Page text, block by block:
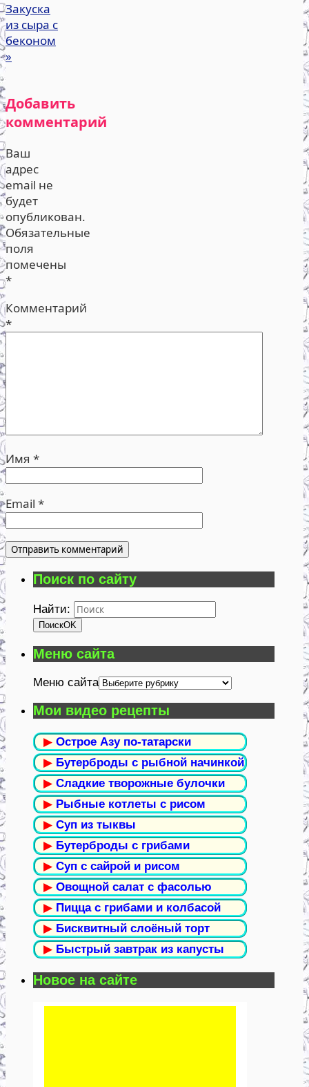
Закуска
из сыра с
беконом
»
Добавить
комментарий
Ваш
адрес
email не
будет
опубликован.
Обязательные
поля
помечены
*
Комментарий
*
Имя *
Email *
Поиск по сайту
Найти:
ПоискOK
Меню сайта
Меню сайта
Мои видео рецепты
▶ Острое Азу по-татарски
▶ Бутерброды с рыбной начинкой
▶ Сладкие творожные булочки
▶ Рыбные котлеты с рисом
▶ Суп из тыквы
▶ Бутерброды с грибами
▶ Суп с сайрой и рисом
▶ Овощной салат с фасолью
▶ Пицца с грибами и колбасой
▶ Бисквитный слоёный торт
▶ Быстрый завтрак из капусты
Новое на сайте